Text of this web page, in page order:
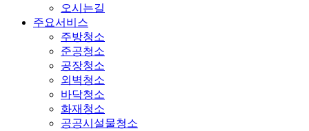
오시는길
주요서비스
주방청소
준공청소
공장청소
외벽청소
바닥청소
화재청소
공공시설물청소